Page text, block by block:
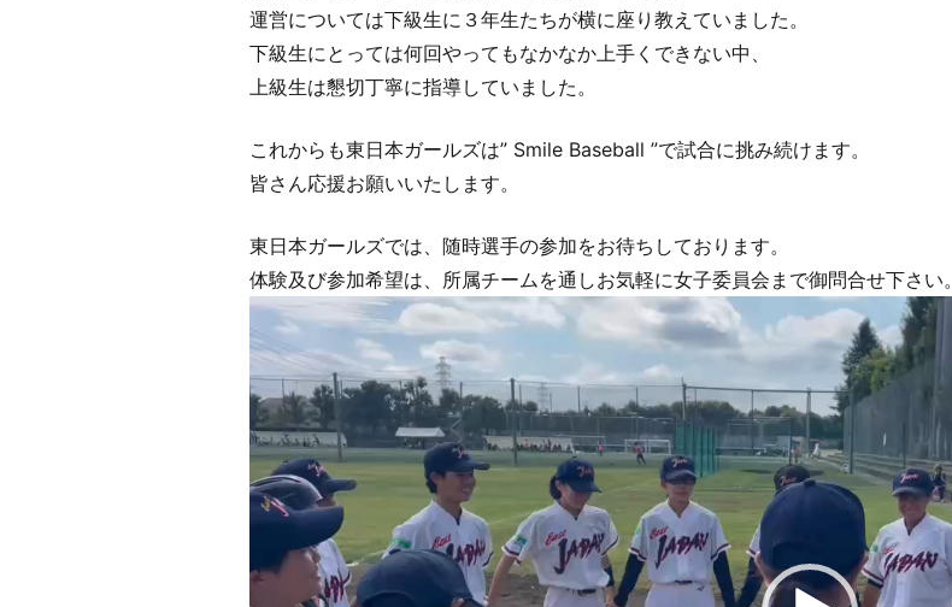
運営については下級生に３年生たちが横に座り教えていました。
下級生にとっては何回やってもなかなか上手くできない中、
上級生は懇切丁寧に指導していました。
これからも東日本ガールズは” Smile Baseball ”で試合に挑み続けます。
皆さん応援お願いいたします。
東日本ガールズでは、随時選手の参加をお待ちしております。
体験及び参加希望は、所属チームを通しお気軽に女子委員会まで御問合せ下さい。
動
画
プ
レ
ー
ヤ
ー